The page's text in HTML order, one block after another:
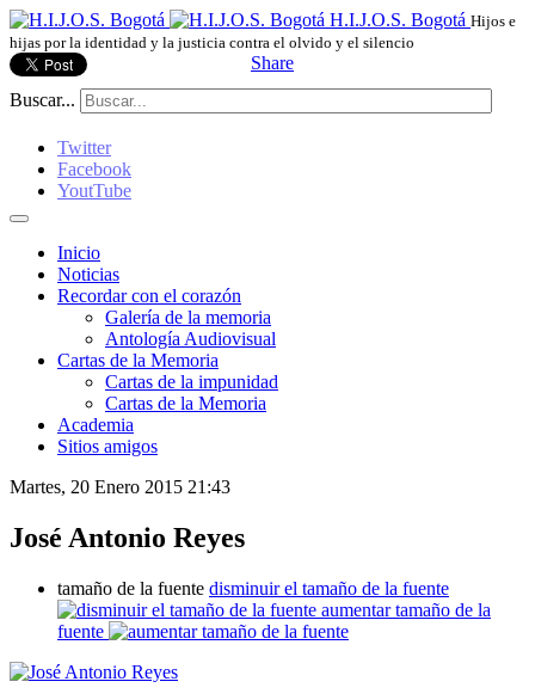
H.I.J.O.S. Bogotá Hijos e
hijas por la identidad y la justicia contra el olvido y el silencio
Share
Buscar...
Twitter
Facebook
YoutTube
Inicio
Noticias
Recordar con el corazón
Galería de la memoria
Antología Audiovisual
Cartas de la Memoria
Cartas de la impunidad
Cartas de la Memoria
Academia
Sitios amigos
Martes, 20 Enero 2015 21:43
José Antonio Reyes
tamaño de la fuente disminuir el tamaño de la fuente
aumentar tamaño de la
fuente